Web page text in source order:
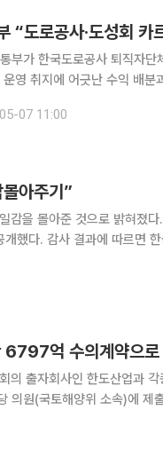
“도로공사·도성회
부가 한국도로공사 퇴직자
운영 취지에 어긋난 수익 배
07 11:00
아주기”
원은 2일 ‘고속도로 휴게시설 및 정보시스템 관리
단법인 ‘도성회’는
억 수의계약으로
의 출자회사인 한도산업과